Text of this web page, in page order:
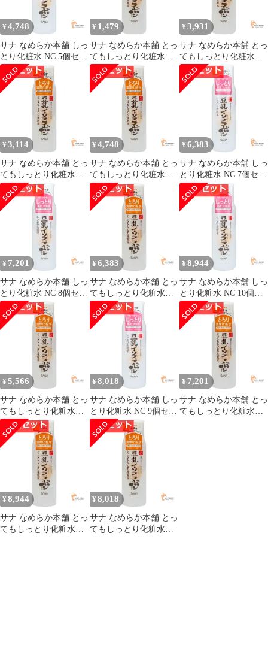
¥ 4,748
サナ なめらか本舗 しっ
とり化粧水 NC 5個セッ
ト まとめ売り
¥ 1,479
サナ なめらか本舗 とっ
てもしっとり化粧水
NC
¥ 3,931
サナ なめらか本舗 とっ
てもしっとり化粧水
NC 4個セット まとめ売
り
¥ 3,114
サナ なめらか本舗 とっ
てもしっとり化粧水
NC 3個セット まとめ売
り
¥ 4,748
サナ なめらか本舗 とっ
てもしっとり化粧水
NC 5個セット まとめ売
り
¥ 6,383
サナ なめらか本舗 しっ
とり化粧水 NC 7個セッ
ト まとめ売り
¥ 7,201
サナ なめらか本舗 しっ
とり化粧水 NC 8個セッ
ト まとめ売り
¥ 6,383
サナ なめらか本舗 とっ
てもしっとり化粧水
NC 7個セット まとめ売
り
¥ 8,944
サナ なめらか本舗 しっ
とり化粧水 NC 10個セ
ット まとめ売り
¥ 5,566
サナ なめらか本舗 とっ
てもしっとり化粧水
NC 6個セット まとめ売
り
¥ 8,018
サナ なめらか本舗 しっ
とり化粧水 NC 9個セッ
ト まとめ売り
¥ 7,201
サナ なめらか本舗 とっ
てもしっとり化粧水
¥ 8,944
サナ なめらか本舗 とっ
てもしっとり化粧水
¥ 8,018
サナ なめらか本舗 とっ
てもしっとり化粧水